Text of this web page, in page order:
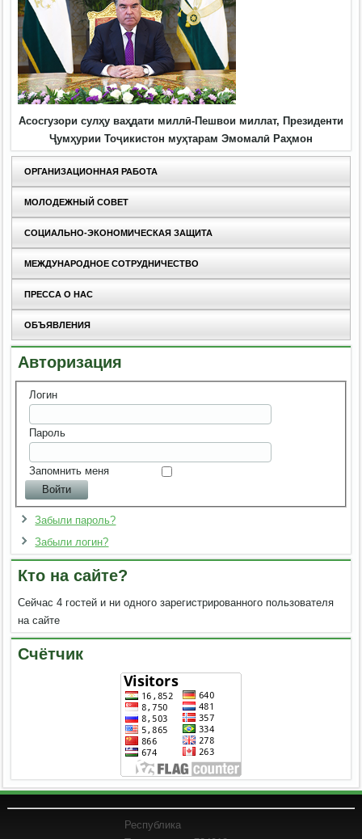
Асосгузори сулҳу ваҳдати миллӣ-Пешвои миллат, Президенти
Ҷумҳурии Тоҷикистон муҳтарам Эмомалӣ Раҳмон
ОРГАНИЗАЦИОННАЯ РАБОТА
МОЛОДЕЖНЫЙ СОВЕТ
СОЦИАЛЬНО-ЭКОНОМИЧЕСКАЯ ЗАЩИТА
МЕЖДУНАРОДНОЕ СОТРУДНИЧЕСТВО
ПРЕССА О НАС
ОБЪЯВЛЕНИЯ
Авторизация
Логин
Пароль
Запомнить меня
Забыли пароль?
Забыли логин?
Кто на сайте?
Сейчас 4 гостей и ни одного зарегистрированного пользователя
на сайте
Счётчик
Республика